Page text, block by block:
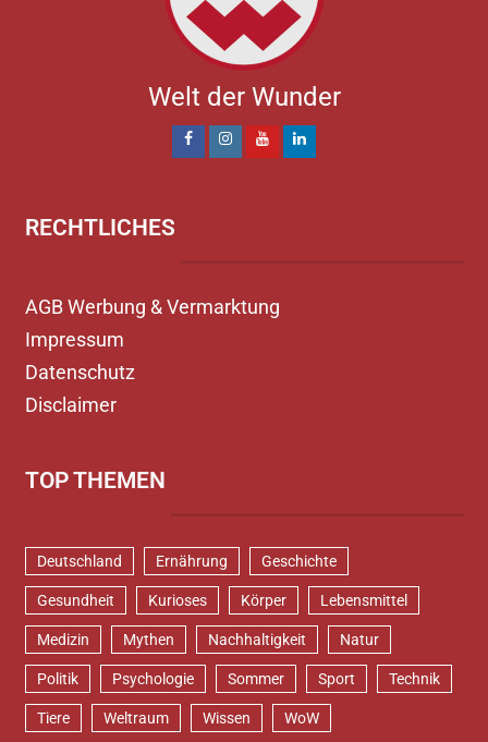
Welt der Wunder
RECHTLICHES
AGB Werbung & Vermarktung
Impressum
Datenschutz
Disclaimer
TOP THEMEN
Deutschland Ernährung Geschichte
Gesundheit Kurioses Körper Lebensmittel
Medizin Mythen Nachhaltigkeit Natur
Politik Psychologie Sommer Sport Technik
Tiere Weltraum Wissen WoW